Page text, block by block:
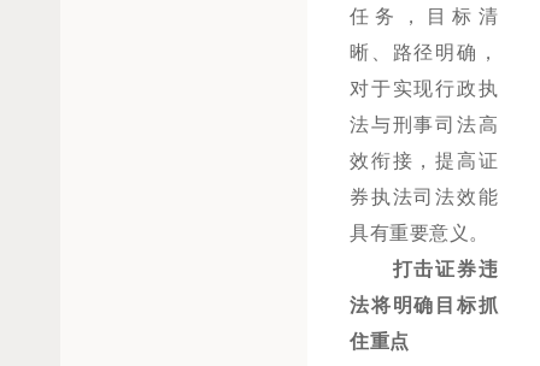
任务，目标清
晰、路径明确，
对于实现行政执
法与刑事司法高
效衔接，提高证
券执法司法效能
具有重要意义。
打击证券违
法将明确目标抓
住重点